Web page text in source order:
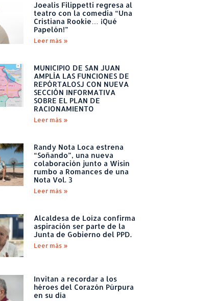
Joealis Filippetti regresa al
teatro con la comedia “Una
Cristiana Rookie… ¡Qué
Papelón!”
Leer más »
MUNICIPIO DE SAN JUAN
AMPLÍA LAS FUNCIONES DE
REPÓRTALOSJ CON NUEVA
SECCIÓN INFORMATIVA
SOBRE EL PLAN DE
RACIONAMIENTO
Leer más »
Randy Nota Loca estrena
“Soñando”, una nueva
colaboración junto a Wisin
rumbo a Romances de una
Nota Vol. 3
Leer más »
Alcaldesa de Loíza confirma
aspiración ser parte de la
Junta de Gobierno del PPD.
Leer más »
Invitan a recordar a los
héroes del Corazón Púrpura
en su día